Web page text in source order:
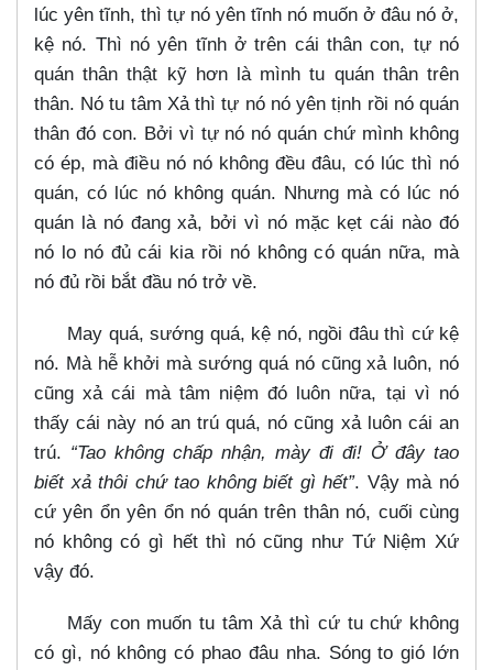
lúc yên tĩnh, thì tự nó yên tĩnh nó muốn ở đâu nó ở,
kệ nó. Thì nó yên tĩnh ở trên cái thân con, tự nó
quán thân thật kỹ hơn là mình tu quán thân trên
thân. Nó tu tâm Xả thì tự nó nó yên tịnh rồi nó quán
thân đó con. Bởi vì tự nó nó quán chứ mình không
có ép, mà điều nó nó không đều đâu, có lúc thì nó
quán, có lúc nó không quán. Nhưng mà có lúc nó
quán là nó đang xả, bởi vì nó mặc kẹt cái nào đó
nó lo nó đủ cái kia rồi nó không có quán nữa, mà
nó đủ rồi bắt đầu nó trở về.
May quá, sướng quá, kệ nó, ngồi đâu thì cứ kệ
nó. Mà hễ khởi mà sướng quá nó cũng xả luôn, nó
cũng xả cái mà tâm niệm đó luôn nữa, tại vì nó
thấy cái này nó an trú quá, nó cũng xả luôn cái an
trú. “Tao không chấp nhận, mày đi đi! Ở đây tao
biết xả thôi chứ tao không biết gì hết”. Vậy mà nó
cứ yên ổn yên ổn nó quán trên thân nó, cuối cùng
nó không có gì hết thì nó cũng như Tứ Niệm Xứ
vậy đó.
Mấy con muốn tu tâm Xả thì cứ tu chứ không
có gì, nó không có phao đâu nha. Sóng to gió lớn